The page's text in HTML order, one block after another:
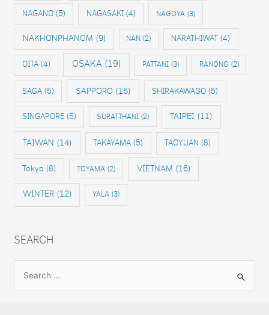
NAGANO(5) NAGASAKI(4) NAGOYA (3)
NAKHONPHANOM (9) NAN (2) NARATHIWAT (4)
OITA(4) OSAKA (19) PATTANI (3) RANONG (2)
SAGA(5) SAPPORO (15) SHIRAKAWAGO (5)
SINGAPORE(5) SURATTHANI (2) TAIPEI (11)
TAIWAN (14) TAKAYAMA (5) TAOYUAN (8)
Tokyo (8) TOYAMA (2) VIETNAM (16)
WINTER(12) YALA (3)
SEARCH